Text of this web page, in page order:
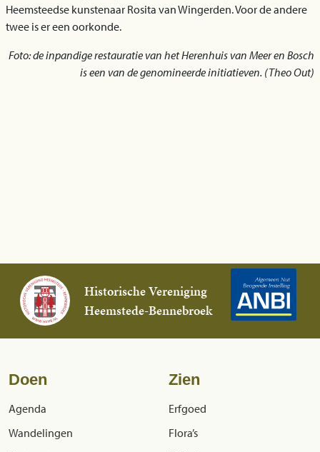
Heemsteedse kunstenaar Rosita van Wingerden. Voor de andere
twee is er een oorkonde.
Foto: de inpandige restauratie van het Herenhuis van Meer en Bosch
is een van de genomineerde initiatieven. (Theo Out)
Historische Vereniging
Heemstede-Bennebroek
Doen
Agenda
Wandelingen
Zien
Erfgoed
Flora’s